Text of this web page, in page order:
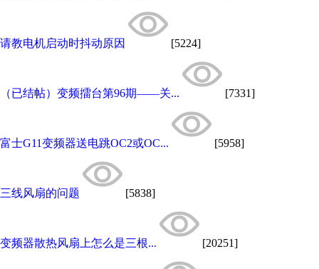
请教电机启动时抖动原因 [5224]
（已结帖）变频擂台第96期——关... [7331]
富士G11变频器送电跳OC2或OC... [5958]
三线风扇的问题 [5838]
变频器散热风扇上怎么是三根... [20251]